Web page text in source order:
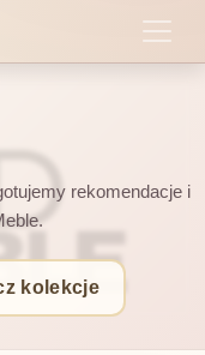
rekomendacje i
kolekcje